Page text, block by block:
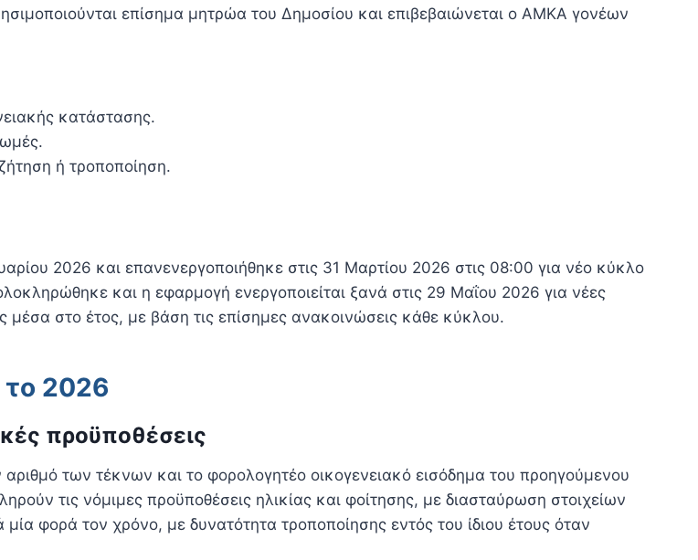
επίσημα μητρώα του Δημοσίου και επιβεβαιώνεται ο ΑΜΚΑ γονέων
κατάστασης.
ή τροποποίηση.
2026 και επανενεργοποιήθηκε στις 31 Μαρτίου 2026 στις 08:00 για νέο κύκλο
και η εφαρμογή ενεργοποιείται ξανά στις 29 Μαΐου 2026 για νέες
μέσα στο έτος, με βάση τις επίσημες ανακοινώσεις κάθε κύκλου.
το 2026
προϋποθέσεις
των τέκνων και το φορολογητέο οικογενειακό εισόδημα του προηγούμενου
τις νόμιμες προϋποθέσεις ηλικίας και φοίτησης, με διασταύρωση στοιχείων
φορά τον χρόνο, με δυνατότητα τροποποίησης εντός του ίδιου έτους όταν